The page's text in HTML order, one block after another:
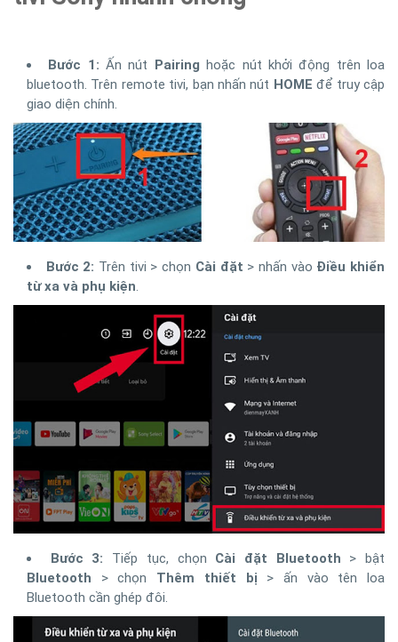
Bước 1: Ấn nút Pairing hoặc nút khởi động trên loa
bluetooth. Trên remote tivi, bạn nhấn nút HOMEđể truy cập
giao diện chính.
Bước 2: Trên tivi > chọn Cài đặt > nhấn vào Điều khiển
từ xa và phụ kiện
Bước 3: Tiếp tục, chọn Cài đặt Bluetooth > bật
Bluetooth > chọn Thêm thiết bị > ấn vào tên loa
Bluetooth cần ghép đôi.